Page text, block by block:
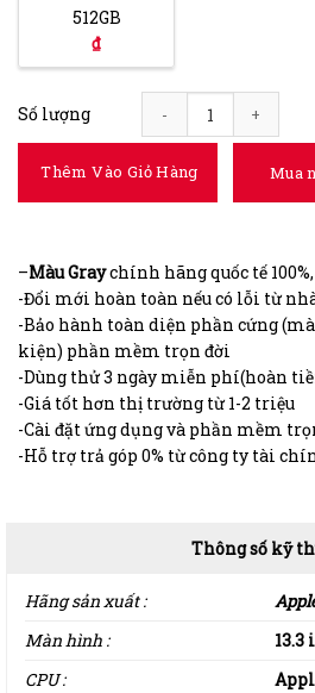
512GB
₫
Số lượng
MacBook Pro 13 2020 i5 256GB quantity
Thêm Vào Giỏ Hàng Mua
–Màu Graychính hãng quốc tế
-Đổi mới hoàn toàn nếu có lỗi từ
-Bảo hành toàn diện phần cứng
kiện) phần mềm trọn đời
-Dùng thử 3 ngày miễn phí(hoàn
-Giá tốt hơn thị trường từ 1-2 triệu
-Cài đặt ứng dụng và phần mềm
-Hỗ trợ trả góp 0% từ công ty tài
Thông số kỹ
Hãng sản xuất :
Màn hình :
13.3
CPU :